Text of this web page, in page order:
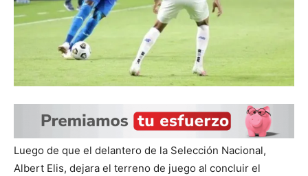
Luego de que el delantero de la Selección Nacional,
Albert Elis, dejara el terreno de juego al concluir el